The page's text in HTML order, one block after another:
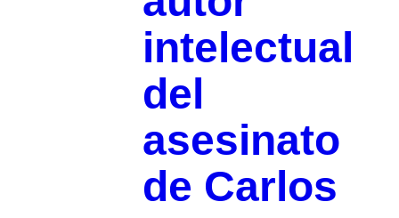
intelectual
del
asesinato
de Carlos